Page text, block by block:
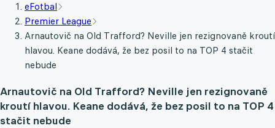
eFotbal
Premier League
Arnautovič na Old Trafford? Neville jen rezignovaně kroutí
hlavou. Keane dodává, že bez posil to na TOP 4 stačit
nebude
Arnautovič na Old Trafford? Neville jen rezignovaně
kroutí hlavou. Keane dodává, že bez posil to na TOP 4
stačit nebude